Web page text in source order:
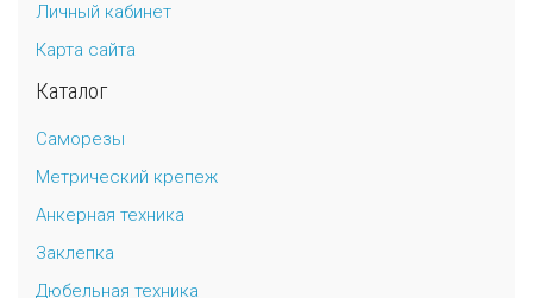
Личный кабинет
Карта сайта
Каталог
Саморезы
Метрический крепеж
Анкерная техника
Заклепка
Дюбельная техника